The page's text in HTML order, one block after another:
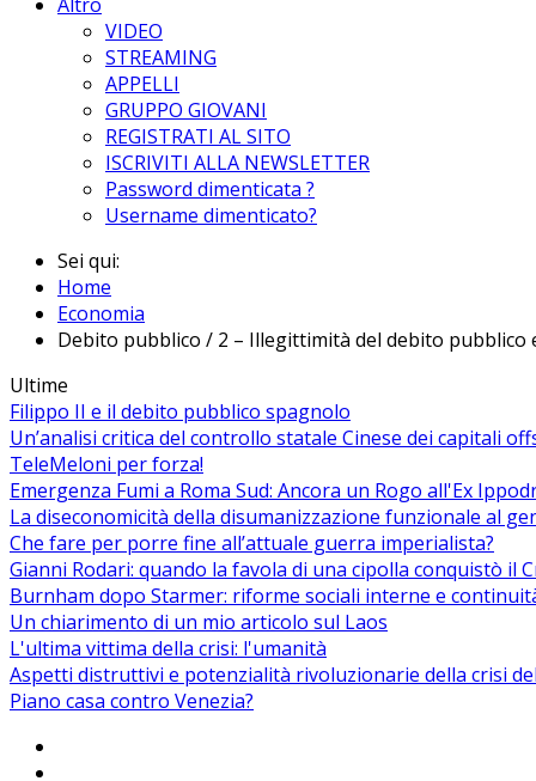
Altro
VIDEO
STREAMING
APPELLI
GRUPPO GIOVANI
REGISTRATI AL SITO
ISCRIVITI ALLA NEWSLETTER
Password dimenticata ?
Username dimenticato?
Sei qui:
Home
Economia
Debito pubblico / 2 – Illegittimità del debito
Ultime
Filippo II e il debito pubblico spagnolo
Un’analisi critica del controllo statale Cinese dei capitali
TeleMeloni per forza!
Emergenza Fumi a Roma Sud: Ancora un Rogo all'Ex
La diseconomicità della disumanizzazione funzionale al
Che fare per porre fine all’attuale guerra imperialista?
Gianni Rodari: quando la favola di una cipolla conquistò il
Burnham dopo Starmer: riforme sociali interne e
Un chiarimento di un mio articolo sul Laos
L'ultima vittima della crisi: l'umanità
Aspetti distruttivi e potenzialità rivoluzionarie della crisi
Piano casa contro Venezia?